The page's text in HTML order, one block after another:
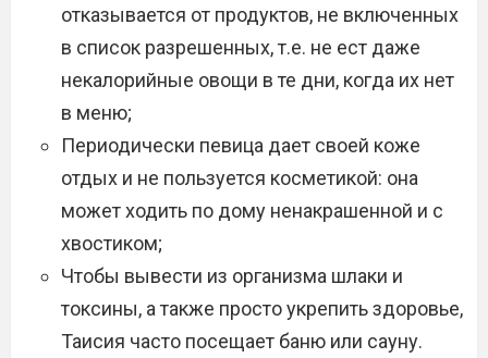
отказывается от продуктов, не включенных
в список разрешенных, т.е. не ест даже
некалорийные овощи в те дни, когда их нет
в меню;
Периодически певица дает своей коже
отдых и не пользуется косметикой: она
может ходить по дому ненакрашенной и с
хвостиком;
Чтобы вывести из организма шлаки и
токсины, а также просто укрепить здоровье,
Таисия часто посещает баню или сауну.